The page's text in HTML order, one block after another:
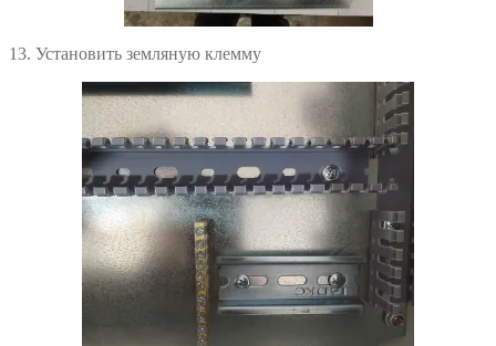
13. Установить земляную клемму